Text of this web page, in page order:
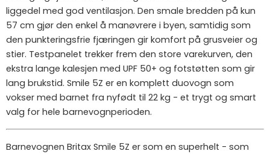
liggedel med god ventilasjon. Den smale bredden på kun
57 cm gjør den enkel å manøvrere i byen, samtidig som
den punkteringsfrie fjæringen gir komfort på grusveier og
stier. Testpanelet trekker frem den store varekurven, den
ekstra lange kalesjen med UPF 50+ og fotstøtten som gir
lang brukstid. Smile 5Z er en komplett duovogn som
vokser med barnet fra nyfødt til 22 kg - et trygt og smart
valg for hele barnevognperioden.
Barnevognen Britax Smile 5Z er som en superhelt - som